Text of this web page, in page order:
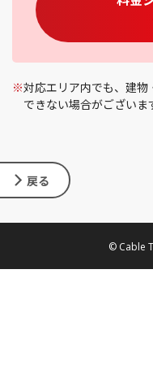
※対応エリア内でも、建
できない場合がございま
戻る
© Cable